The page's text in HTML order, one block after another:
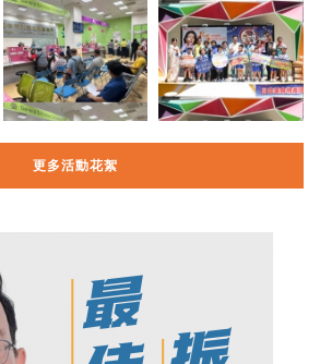
更多活動花絮